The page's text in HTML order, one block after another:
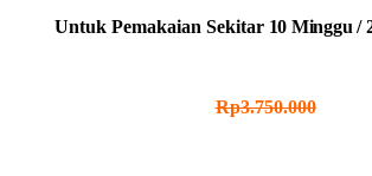
Untuk Pemakaian Sekitar 10 Minggu /
Rp3.750.000